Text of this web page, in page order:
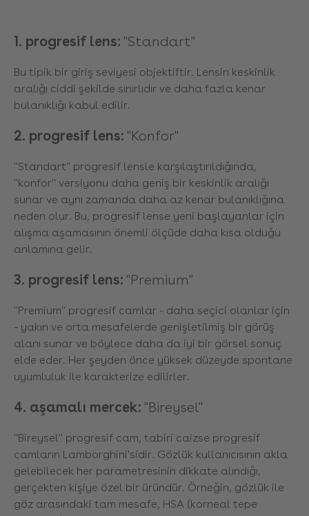
1. progresif lens: "Standart"
Bu tipik bir giriş seviyesi objektiftir. Lensin keskinlik
aralığı ciddi şekilde sınırlıdır ve daha fazla kenar
bulanıklığı kabul edilir.
2. progresif lens: "Konfor"
"Standart" progresif lensle karşılaştırıldığında,
"konfor" versiyonu daha geniş bir keskinlik aralığı
sunar ve aynı zamanda daha az kenar bulanıklığına
neden olur. Bu, progresif lense yeni başlayanlar için
alışma aşamasının önemli ölçüde daha kısa olduğu
anlamına gelir.
3. progresif lens: "Premium"
"Premium" progresif camlar - daha seçici olanlar için
- yakın ve orta mesafelerde genişletilmiş bir görüş
alanı sunar ve böylece daha da iyi bir görsel sonuç
elde eder. Her şeyden önce yüksek düzeyde spontane
uyumluluk ile karakterize edilirler.
4. aşamalı mercek: "Bireysel"
"Bireysel" progresif cam, tabiri caizse progresif
camların Lamborghini'sidir. Gözlük kullanıcısının akla
gelebilecek her parametresinin dikkate alındığı,
gerçekten kişiye özel bir üründür. Örneğin, gözlük ile
göz arasındaki tam mesafe, HSA (korneal tepe